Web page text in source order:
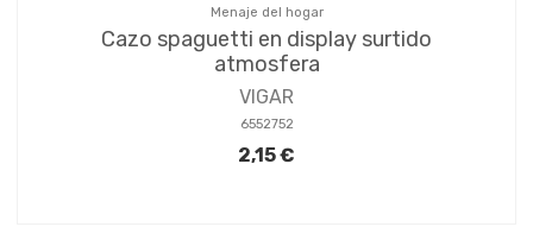
Menaje del hogar
Cazo spaguetti en display surtido
atmosfera
VIGAR
6552752
2,15 €